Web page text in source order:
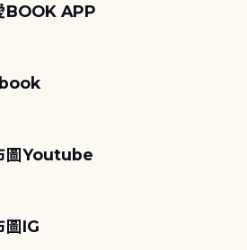
BOOK APP
圖Youtube
圖IG